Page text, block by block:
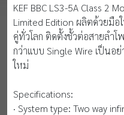
KEF BBC LS3-5A Class 2
Limited Edition ผลิตด้วยมือ
คู่ทั่วโลก ติดตั้งชั้วต่อสายลำโ
กว่าแบบ Single Wire เป็นอ
ใหม่
Specifications:
· System type: Two way